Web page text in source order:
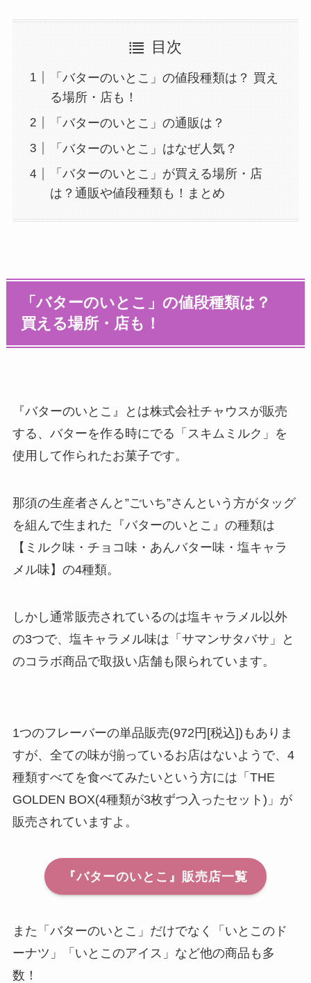
目次
「バターのいとこ」の値段種類は？ 買え
る場所・店も！
「バターのいとこ」の通販は？
「バターのいとこ」はなぜ人気？
「バターのいとこ」が買える場所・店
は？通販や値段種類も！まとめ
「バターのいとこ」の値段種類は？
買える場所・店も！
『バターのいとこ』とは株式会社チャウスが販売
する、バターを作る時にでる「スキムミルク」を
使用して作られたお菓子です。
那須の生産者さんと”ごいち”さんという方がタッグ
を組んで生まれた『バターのいとこ』の種類は
【ミルク味・チョコ味・あんバター味・塩キャラ
メル味】の4種類。
しかし通常販売されているのは塩キャラメル以外
の3つで、塩キャラメル味は「サマンサタバサ」と
のコラボ商品で取扱い店舗も限られています。
1つのフレーバーの単品販売(972円[税込])もありま
すが、全ての味が揃っているお店はないようで、4
種類すべてを食べてみたいという方には「THE
GOLDEN BOX(4種類が3枚ずつ入ったセット)」が
販売されていますよ。
『バターのいとこ』販売店一覧
また「バターのいとこ」だけでなく「いとこのド
ーナツ」「いとこのアイス」など他の商品も多
数！